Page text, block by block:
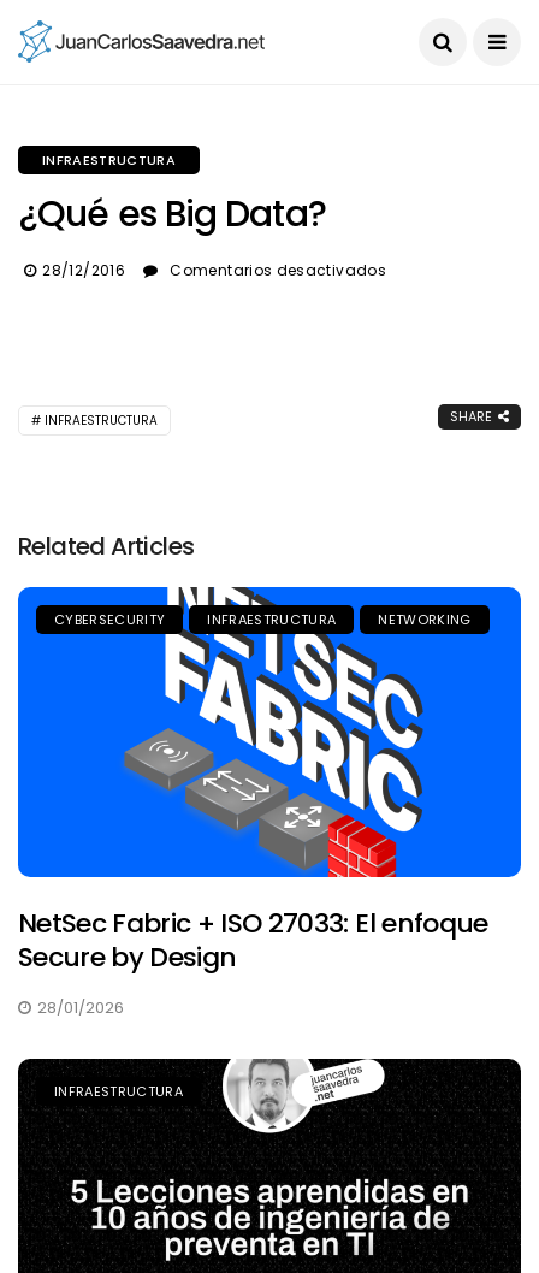
INFRAESTRUCTURA
¿Qué es Big Data?
28/12/2016 Comentarios desactivados
INFRAESTRUCTURA SHARE
Related Articles
CYBERSECURITY INFRAESTRUCTURA NETWORKING
NetSec Fabric + ISO 27033: El enfoque
Secure by Design
28/01/2026
INFRAESTRUCTURA